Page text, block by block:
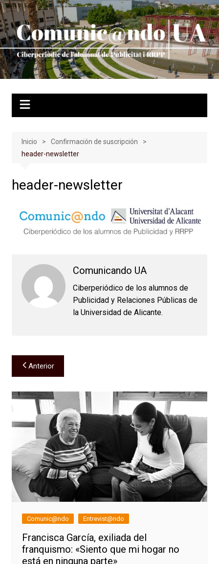
Saltar
al
contenido
Inicio
Confirmación de suscripción
header-newsletter
header-newsletter
Comunicando UA
Ciberperiódico de los alumnos de
Publicidad y Relaciones Públicas de
la Universidad de Alicante.
Navegación
de
entradas
Anterior
Comunic@ndo Entrevist@ndo
Francisca García, exiliada del
franquismo: «Siento que mi hogar no
está en ninguna parte»